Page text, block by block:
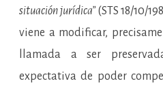
situación jurídica”(STS 18/10/
viene a modificar,
llamada a ser
expectativa de poder